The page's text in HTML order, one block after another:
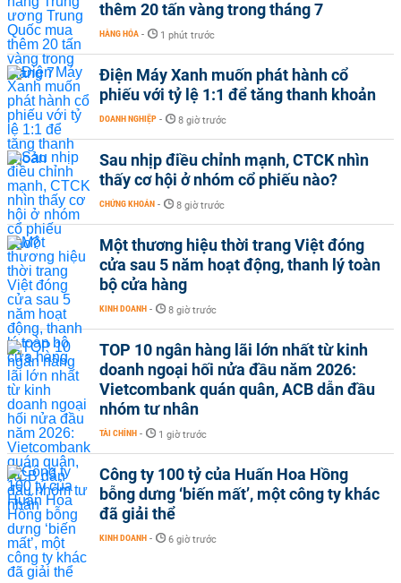
thêm 20 tấn vàng trong tháng 7
HÀNG HÓA - 1 phút trước
Điện Máy Xanh muốn phát hành cổ
phiếu với tỷ lệ 1:1 để tăng thanh khoản
DOANH NGHIỆP - 8 giờ trước
Sau nhịp điều chỉnh mạnh, CTCK nhìn
thấy cơ hội ở nhóm cổ phiếu nào?
CHỨNG KHOÁN - 8 giờ trước
Một thương hiệu thời trang Việt đóng
cửa sau 5 năm hoạt động, thanh lý toàn
bộ cửa hàng
KINH DOANH - 8 giờ trước
TOP 10 ngân hàng lãi lớn nhất từ kinh
doanh ngoại hối nửa đầu năm 2026:
Vietcombank quán quân, ACB dẫn đầu
nhóm tư nhân
TÀI CHÍNH - 1 giờ trước
Công ty 100 tỷ của Huấn Hoa Hồng
bỗng dưng ‘biến mất’, một công ty khác
đã giải thể
KINH DOANH - 6 giờ trước